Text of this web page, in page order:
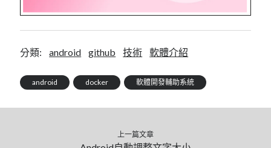
分類: android github 技術 軟體介紹
android docker 軟體開發輔助系統
上一篇文章